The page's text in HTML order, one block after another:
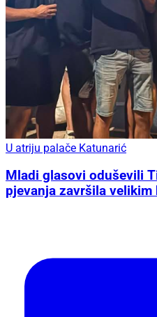
U atriju palače Katunarić
Mladi glasovi oduševili
pjevanja završila velikim